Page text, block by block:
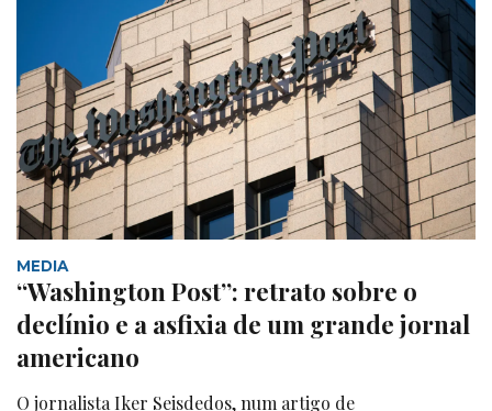
MEDIA
“Washington Post”: retrato sobre o
declínio e a asfixia de um grande jornal
americano
O jornalista Iker Seisdedos, num artigo de